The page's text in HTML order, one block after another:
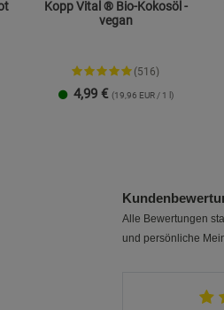
Kopp Vital ® Bio-Kokosöl -
vegan
(516)
4,99 € (19,96 EUR / 1 l)
Alle Bewertungen
und persönliche